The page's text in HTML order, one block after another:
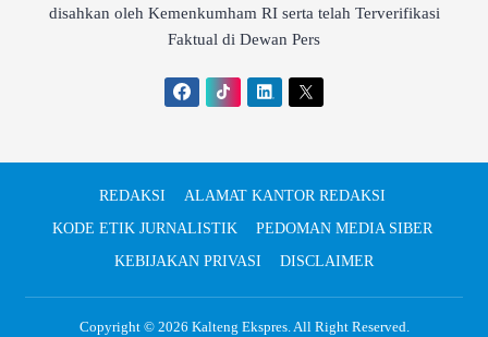
disahkan oleh Kemenkumham RI serta telah Terverifikasi
Faktual di Dewan Pers
REDAKSI
ALAMAT KANTOR REDAKSI
KODE ETIK JURNALISTIK
PEDOMAN MEDIA SIBER
KEBIJAKAN PRIVASI
DISCLAIMER
Copyright © 2026 Kalteng Ekspres. All Right Reserved.